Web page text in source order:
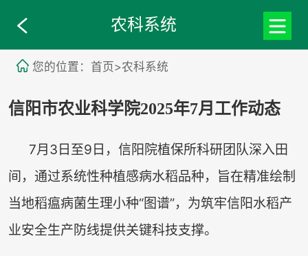
农科系统
您的位置：首页>农科系统
信阳市农业科学院2025年7月工作动态
7月3日至9日，信阳院植保所科研团队深入田
间，通过系统性种植感病水稻品种，旨在精准绘制
当地稻瘟病菌生理小种“图谱”，为筑牢信阳水稻产
业安全生产防线提供关键科技支撑。